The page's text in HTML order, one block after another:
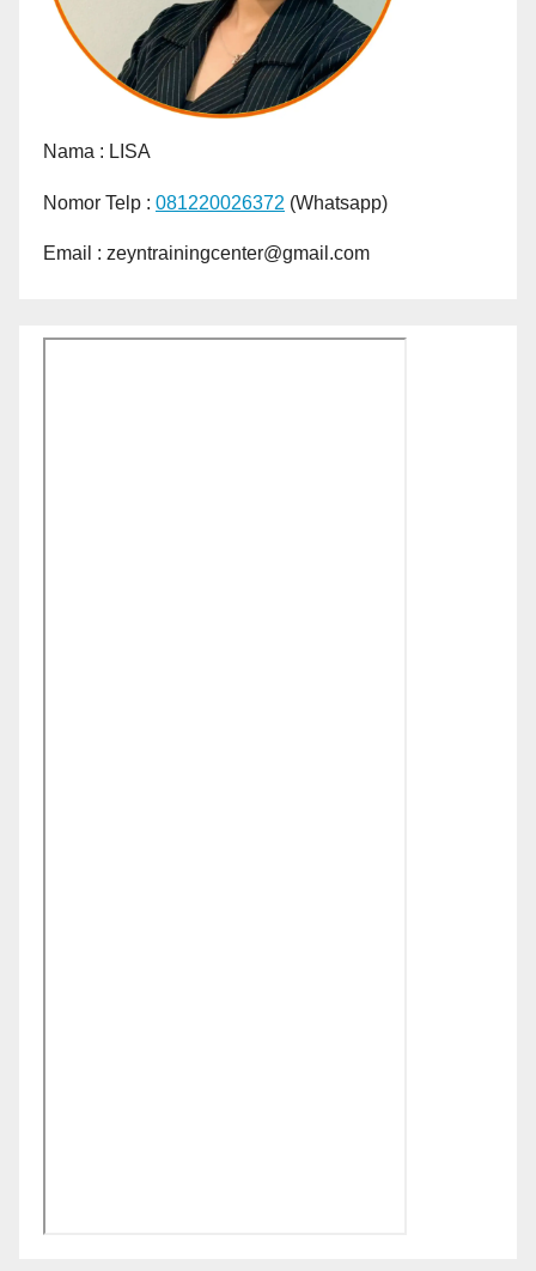
Nama : LISA
Nomor Telp : 081220026372 (Whatsapp)
Email : zeyntrainingcenter@gmail.com